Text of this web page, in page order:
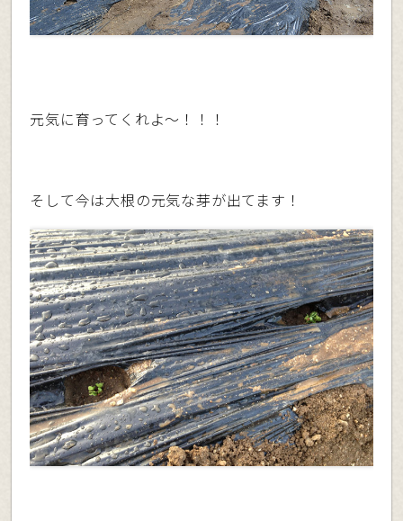
元気に育ってくれよ〜！！！
そして今は大根の元気な芽が出てます！